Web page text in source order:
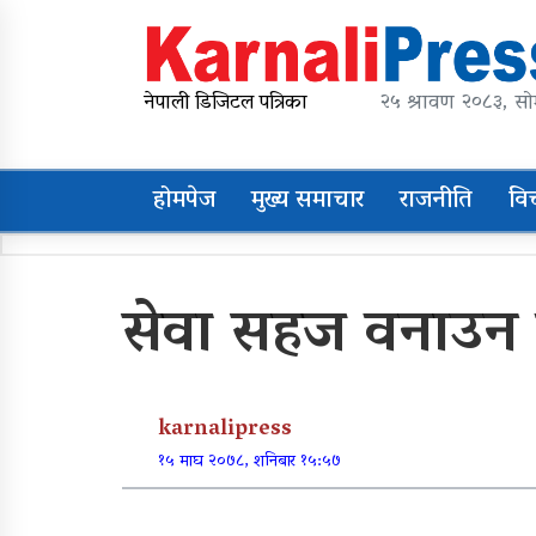
karnalipress
Online News Portal
नेपाली डिजिटल पत्रिका २५ श्रावण २०८३,
होमपेज मुख्य समाचार राजनीति
महावै गाउँपालिकाको
प्रशासकीय भवन शिलान्यास
व्यक्तिगत लगानीमा भगवान
शिवको मूर्ति स्थापना
सेवा सहज वनाउन
karnalipress
१५ माघ २०७८, शनिबार १५:५७